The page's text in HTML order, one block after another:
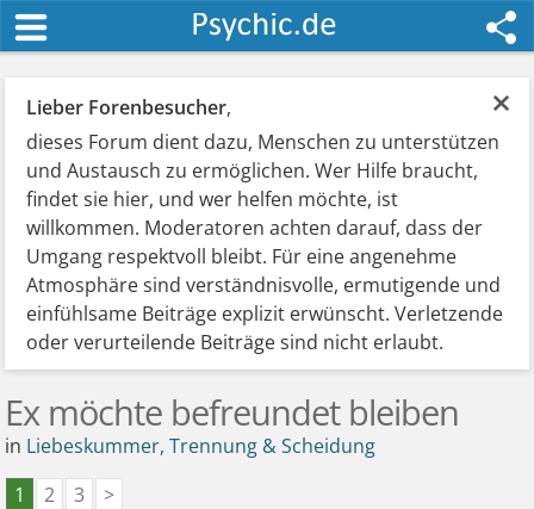
×
Lieber Forenbesucher,
dieses Forum dient dazu, Menschen zu unterstützen
und Austausch zu ermöglichen. Wer Hilfe braucht,
findet sie hier, und wer helfen möchte, ist
willkommen. Moderatoren achten darauf, dass der
Umgang respektvoll bleibt. Für eine angenehme
Atmosphäre sind verständnisvolle, ermutigende und
einfühlsame Beiträge explizit erwünscht. Verletzende
oder verurteilende Beiträge sind nicht erlaubt.
Ex möchte befreundet bleiben
in Liebeskummer, Trennung & Scheidung
1
2 3 >